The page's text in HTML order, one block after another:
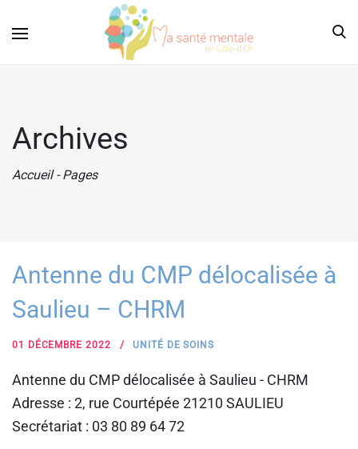
Archives
Accueil - Pages
Antenne du CMP délocalisée à
Saulieu – CHRM
01 DÉCEMBRE 2022 UNITÉ DE SOINS
Antenne du CMP délocalisée à Saulieu - CHRM
Adresse : 2, rue Courtépée 21210 SAULIEU
Secrétariat : 03 80 89 64 72